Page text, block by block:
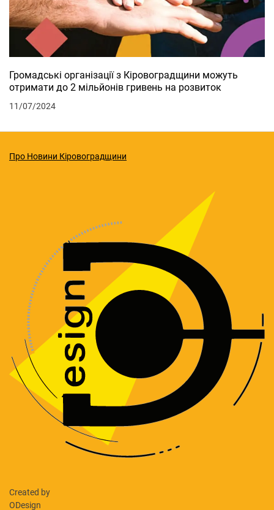
Громадські організації з Кіровоградщини можуть
отримати до 2 мільйонів гривень на розвиток
11/07/2024
Про Новини Кіровоградщини
Created by
ODesign